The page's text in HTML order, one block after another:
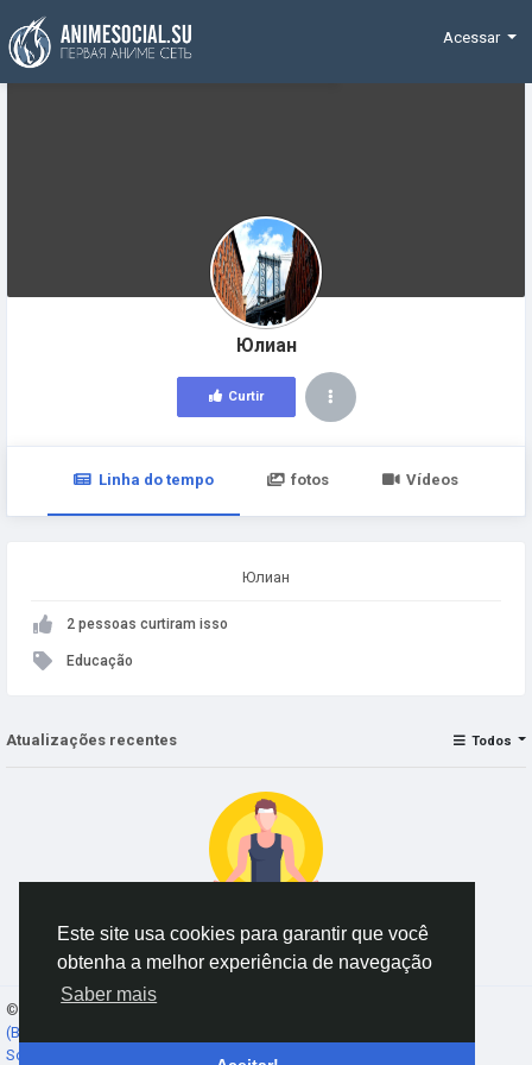
Este site usa cookies para garantir que você
obtenha a melhor experiência de navegação
Saber mais
Funding
Acessar
Юлиан
Curtir
Linha do tempo fotos Vídeos
Юлиан
2 pessoas curtiram isso
Educação
Atualizações recentes Todos
Nenhum dado para exibir
© 2026 AnimeSocial.SU - Первая аниме сеть!
(Brazil)
Sobre
Fale conosco